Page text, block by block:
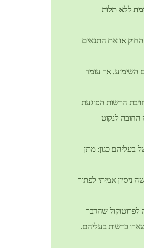
ללא תלות
או את התנאים
השימוע, אך עומד
הרשות הפוגעת
החובה לנקוט
בעליהם כגון: מתן
ניסיון אמיתי לפתור
לפרוטוקול שהדבר
ברשות בעליהם.